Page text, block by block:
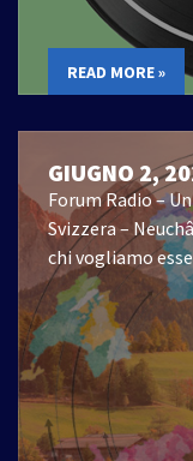
READ MORE »
GIUGNO 2,
Forum Radio –
Svizzera –
chi vogliamo